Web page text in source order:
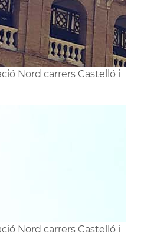
Nord carrers Castelló i
Nord carrers Castelló i